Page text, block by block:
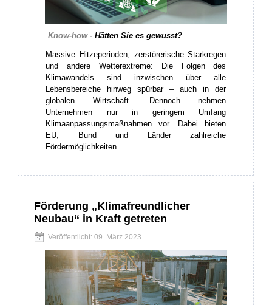
Know-how - Hätten Sie es gewusst?
Massive Hitzeperioden, zerstörerische Starkregen
und andere Wetterextreme: Die Folgen des
Klimawandels sind inzwischen über alle
Lebensbereiche hinweg spürbar – auch in der
globalen Wirtschaft. Dennoch nehmen
Unternehmen nur in geringem Umfang
Klimaanpassungsmaßnahmen vor. Dabei bieten
EU, Bund und Länder zahlreiche
Fördermöglichkeiten.
Förderung „Klimafreundlicher
Neubau“ in Kraft getreten
Veröffentlicht: 09. März 2023